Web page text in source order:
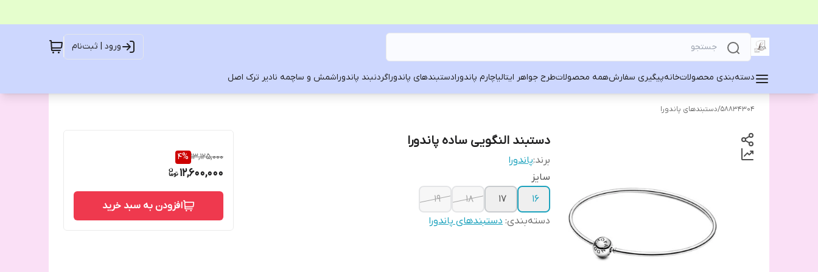
ورود | ثبت‌نام
دسته‌بندی محصولاتخانهپیگیری سفارشهمه محصولاتطرح جواهر ایتالیاچارم پاندورادستبندهای پاندوراگردنبند پاندوراشمش و ساچمه نادیر ترک اصل
58834304
/دستبندهای پاندورا
دستبند النگویی ساده پاندورا
برند:پاندورا
سایز
۱۶
۱۷ ۱۸
۱۹
دسته‌بندی: دستبندهای پاندورا
13,125,000
4%
12,600,000
افزودن به سبد خرید